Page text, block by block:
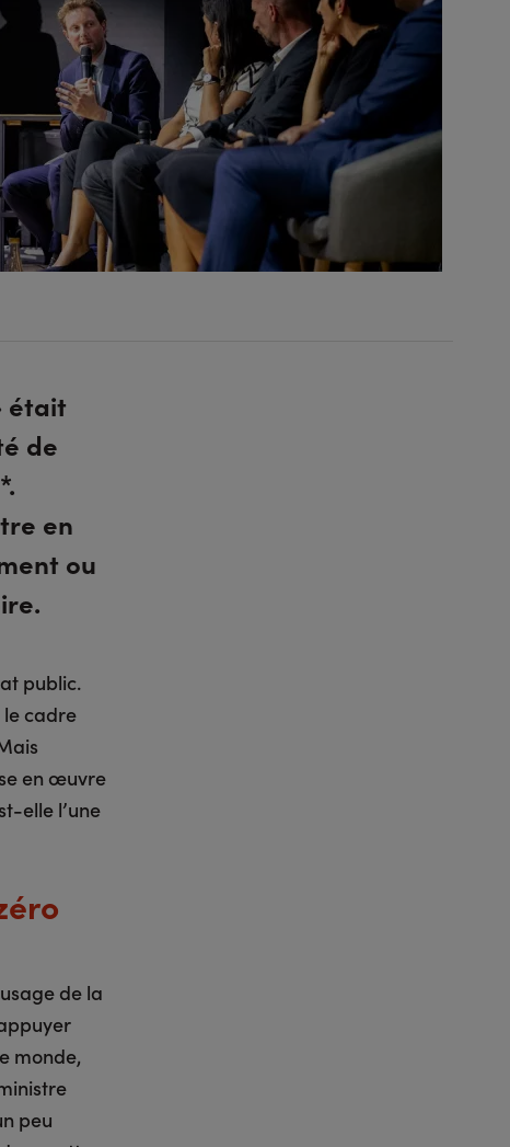
était
de
en
ou
public.
le cadre
en œuvre
elle l’une
de la
monde,
peu